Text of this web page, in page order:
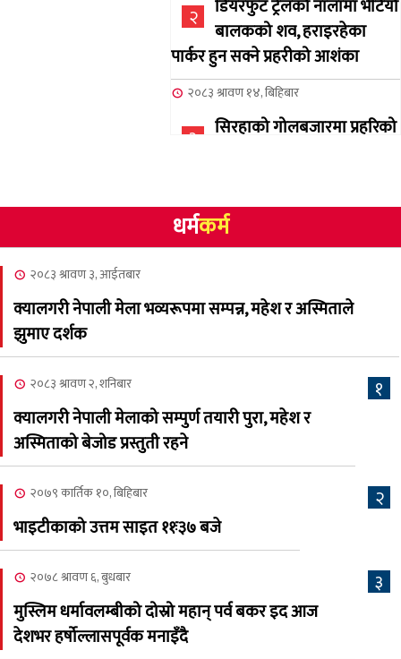
२
डियरफुट ट्रेलको नालामा भेटियो
बालकको शव, हराइरहेका
पार्कर हुन सक्ने प्रहरीको आशंका
२०८३ श्रावण १४, बिहिबार
३
सिरहाको गोलबजारमा प्रहरिको
४
NCSC को अध्यक्षमा घनेन्द्र
न्यौपाने बिजयी
नेप्लिज सोसाइटि अफ
२०८३ श्रावण ६, बुधबार
कामना खबर पत्रिका
७ क्यालगरी नेपाली मेला
२०८३ श्रावण २, शनिबार
धर्मकर्म
२०८३ श्रावण ३, आईतबार
क्यालगरी नेपाली मेला भव्यरूपमा सम्पन्न, महेश र अस्मिताले
झुमाए दर्शक
१
२०८३ श्रावण २, शनिबार
क्यालगरी नेपाली मेलाको सम्पुर्ण तयारी पुरा, महेश र
अस्मिताको बेजोड प्रस्तुती रहने
२
२०७९ कार्तिक १०, बिहिबार
भाइटीकाको उत्तम साइत ११ः३७ बजे
३
२०७८ श्रावण ६, बुधबार
मुस्लिम धर्मावलम्बीको दोस्रो महान् पर्व बकर इद आज
देशभर हर्षोल्लासपूर्वक मनाइँदै